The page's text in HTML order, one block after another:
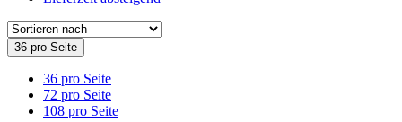
36 pro Seite
36 pro Seite
72 pro Seite
108 pro Seite